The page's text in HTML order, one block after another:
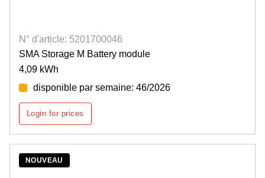
N° d'article: 5201700046
SMA Storage M Battery module
4,09 kWh
disponible par semaine: 46/2026
Login for prices
NOUVEAU